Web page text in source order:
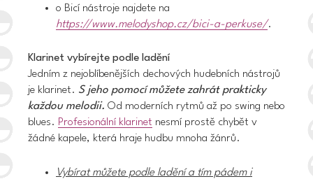
o Bicí nástroje najdete na
https://www.melodyshop.cz/bici-a-perkuse/.
Klarinet vybírejte podle ladění
Jedním z nejoblíbenějších dechových hudebních nástrojů
je klarinet. S jeho pomocí můžete zahrát prakticky
každou melodii. Od moderních rytmů až po swing nebo
blues. Profesionální klarinet nesmí prostě chybět v
žádné kapele, která hraje hudbu mnoha žánrů.
Vybírat můžete podle ladění a tím pádem i